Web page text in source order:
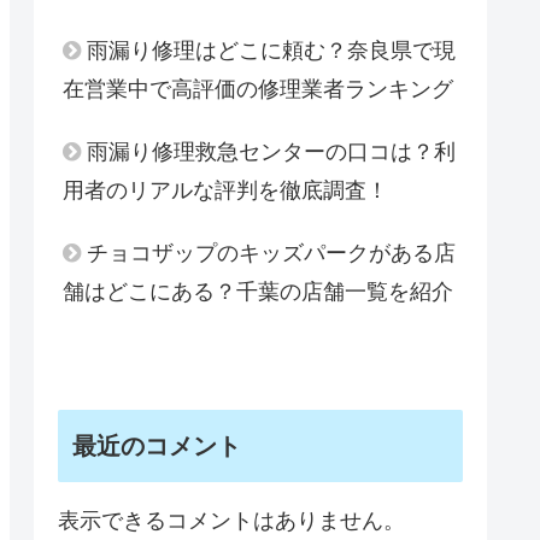
雨漏り修理はどこに頼む？奈良県で現
在営業中で高評価の修理業者ランキング
雨漏り修理救急センターの口コは？利
用者のリアルな評判を徹底調査！
チョコザップのキッズパークがある店
舗はどこにある？千葉の店舗一覧を紹介
最近のコメント
表示できるコメントはありません。